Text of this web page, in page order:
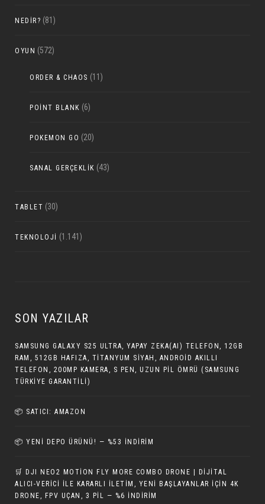
NEDIR? (81)
OYUN (572)
ORDER & CHAOS (11)
POINT BLANK (6)
POKEMON GO (20)
SANAL GERÇEKLIK (43)
TABLET (30)
TEKNOLOJI (1.141)
SON YAZILAR
SAMSUNG GALAXY S25 ULTRA, YAPAY ZEKA(AI) TELEFON, 12GB
RAM, 512GB HAFIZA, TITANYUM SIYAH, ANDROID AKILLI
TELEFON, 200MP KAMERA, S PEN, UZUN PIL ÖMRÜ (SAMSUNG
TÜRKIYE GARANTILI)
📦 SATICI: AMAZON
📦 YENI DEPO ÜRÜNÜ! — %53 İNDIRIM
🛒 DJI NEO2 MOTION FLY MORE COMBO DRONE | DIJITAL
ALICI-VERICI ILE KARARLI İLETIM, YENI BAŞLAYANLAR IÇIN 4K
DRONE, FPV UÇAN, 3 PIL — %6 İNDIRIM